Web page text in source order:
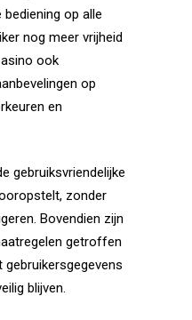
op alle
nog meer vrijheid
ook
op
en
gebruiksvriendelijke
zonder
Bovendien zijn
getroffen
blijven.